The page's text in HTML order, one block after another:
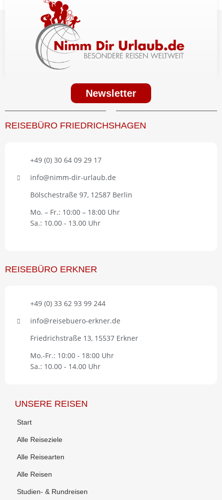
Newsletter
REISEBÜRO FRIEDRICHSHAGEN
+49 (0) 30 64 09 29 17
info@nimm-dir-urlaub.de
Bölschestraße 97, 12587 Berlin
Mo. – Fr.: 10:00 – 18:00 Uhr
Sa.: 10.00 - 13.00 Uhr
REISEBÜRO ERKNER
+49 (0) 33 62 93 99 244
info@reisebuero-erkner.de
Friedrichstraße 13, 15537 Erkner
Mo.-Fr.: 10:00 - 18:00 Uhr
Sa.: 10.00 - 14.00 Uhr
UNSERE REISEN
Start
Alle Reiseziele
Alle Reisearten
Alle Reisen
Studien- & Rundreisen